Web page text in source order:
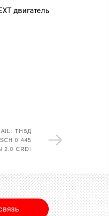
двигатель
ТНВД
0 445
2.0 CRDI